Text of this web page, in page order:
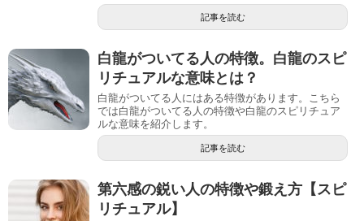
記事を読む
白龍がついてる人の特徴。白龍のスピ
リチュアルな意味とは？
白龍がついてる人にはある特徴があります。こちら
では白龍がついてる人の特徴や白龍のスピリチュア
ルな意味を紹介します。
記事を読む
第六感の鋭い人の特徴や鍛え方【スピ
リチュアル】